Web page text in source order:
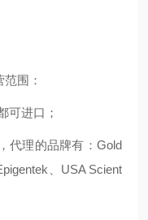
围：
可进口；
代理的品牌有：Gold
、USA Scient